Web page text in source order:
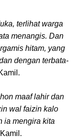
terlihat warga
menangis. Dan
hitam, yang
dengan terbata-
maaf lahir dan
wal faizin kalo
ia mengira kita